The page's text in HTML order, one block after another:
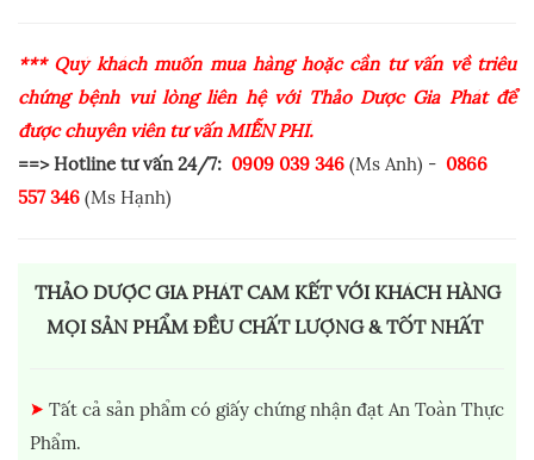
*** Quý khách muốn mua hàng hoặc cần tư vấn về triêu
chứng bệnh vui lòng liên hệ với Thảo Dược Gia Phát để
được chuyên viên tư vấn MIỄN PHÍ.
==> Hotline tư vấn 24/7: 0909 039 346 (Ms Anh) - 0866
557 346 (Ms Hạnh)
THẢO DƯỢC GIA PHÁT CAM KẾT VỚI KHÁCH HÀNG
MỌI SẢN PHẨM ĐỀU CHẤT LƯỢNG & TỐT NHẤT
Tất cả sản phẩm có giấy chứng nhận đạt An Toàn Thực
Phẩm.